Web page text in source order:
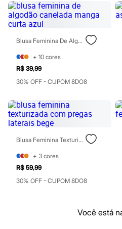
Botas
Chinelos
Pantufas
Sandálias
Sapatos
Scarpin
Tamancos
Tênis
Chinelos
Sandálias
Sapatênis
Tênis
Babuche
Botas
Chinelos
Pantufas
Blusa Feminina De Algodão Canelada Manga Curta Azul
+ 10 cores
R$ 39,99
30% OFF - CUPOM 8DO8
Blusa Feminina Texturizada Com Pregas Laterais Bege
+ 3 cores
R$ 59,99
30% OFF - CUPOM 8DO8
Você está